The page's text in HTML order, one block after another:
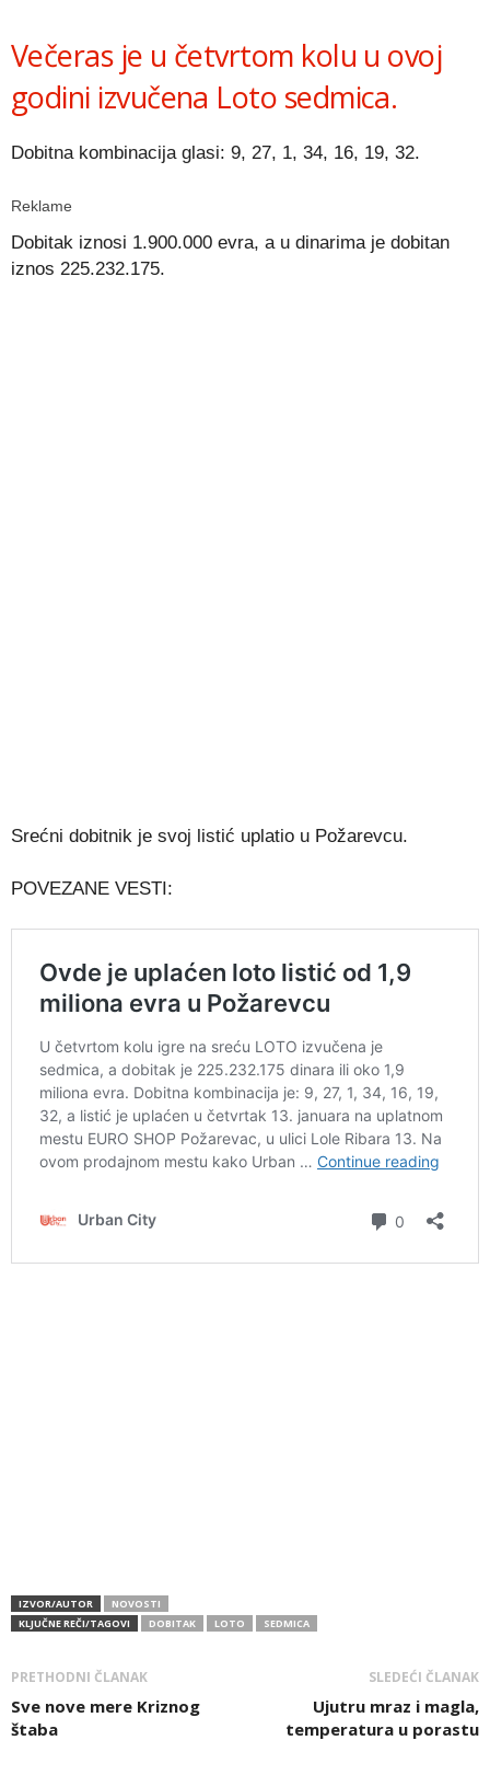
Večeras je u četvrtom kolu u ovoj
godini izvučena Loto sedmica.
Dobitna kombinacija glasi: 9, 27, 1, 34, 16, 19, 32.
Reklame
Dobitak iznosi 1.900.000 evra, a u dinarima je dobitan
iznos 225.232.175.
Srećni dobitnik je svoj listić uplatio u Požarevcu.
POVEZANE VESTI:
IZVOR/AUTOR
NOVOSTI
KLJUČNE REČI/TAGOVI
DOBITAK LOTO SEDMICA
PRETHODNI ČLANAK
Sve nove mere Kriznog
štaba
SLEDEĆI ČLANAK
Ujutru mraz i magla,
temperatura u porastu